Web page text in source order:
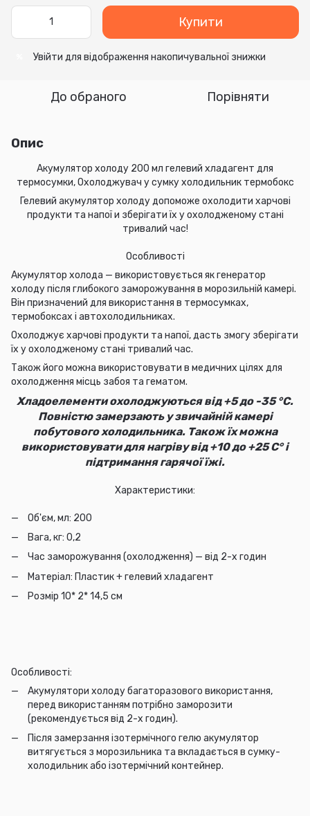
Купити
Увійти для відображення накопичувальної знижки
До обраного Порівняти
Опис
Акумулятор холоду 200 мл гелевий хладагент для
термосумки, Охолоджувач у сумку холодильник термобокс
Гелевий акумулятор холоду допоможе охолодити харчові
продукти та напої и зберігати їх у охолодженому стані
тривалий час!
Особливості
Акумулятор холода — використовується як генератор
холоду після глибокого заморожування в морозильній камері.
Він призначений для використання в термосумках,
термобоксах і автохолодильниках.
Охолоджує харчові продукти та напої, дасть змогу зберігати
їх у охолодженому стані тривалий час.
Також його можна використовувати в медичних цілях для
охолодження місць забоя та гематом.
Хладоелементи охолоджуються від +5 до -35 °C.
Повністю замерзають у звичайній камері
побутового холодильника. Також їх можна
використовувати для нагріву від +10 до +25С°і
підтримання гарячої їжі.
Характеристики:
Об'єм, мл: 200
Вага, кг: 0,2
Час заморожування (охолодження) — від 2-х годин
Матеріал: Пластик + гелевий хладагент
Розмір 10* 2* 14,5 см
Особливості:
Акумулятори холоду багаторазового використання,
перед використанням потрібно заморозити
(рекомендується від 2-х годин).
Після замерзання ізотермічного гелю акумулятор
витягується з морозильника та вкладається в сумку-
холодильник або ізотермічний контейнер.